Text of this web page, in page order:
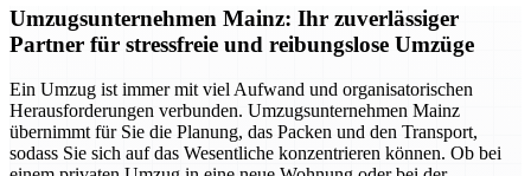
Umzugsunternehmen Mainz: Ihr zuverlässiger
Partner für stressfreie und reibungslose Umzüge
Ein Umzug ist immer mit viel Aufwand und organisatorischen
Herausforderungen verbunden. Umzugsunternehmen Mainz
übernimmt für Sie die Planung, das Packen und den Transport,
sodass Sie sich auf das Wesentliche konzentrieren können. Ob bei